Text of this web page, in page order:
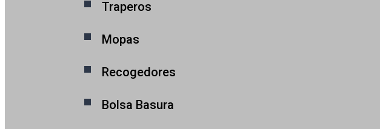
Traperos
Mopas
Recogedores
Bolsa Basura